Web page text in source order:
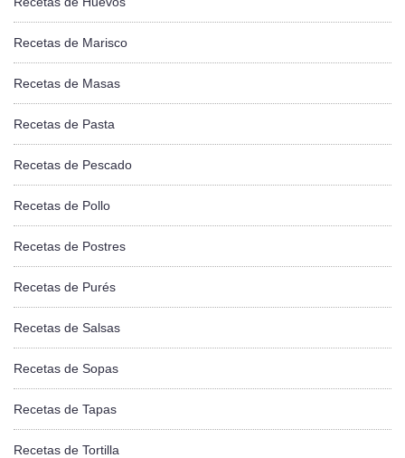
Recetas de Marisco
Recetas de Masas
Recetas de Pasta
Recetas de Pescado
Recetas de Pollo
Recetas de Postres
Recetas de Purés
Recetas de Salsas
Recetas de Sopas
Recetas de Tapas
Recetas de Tortilla